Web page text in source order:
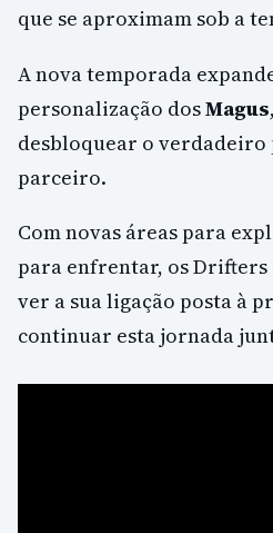
que se aproximam sob a
A nova temporada
personalização dosMagus
desbloquear o verdadeiro
parceiro.
Com novas áreas para
para enfrentar, os Drifters
ver a sua ligação posta à
continuar esta jornada